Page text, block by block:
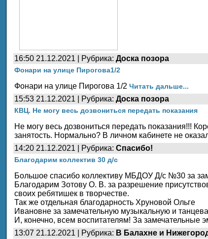
16:50 21.12.2021 | Рубрика: Доска позора
Фонари на улице Пирогова1/2
Фонари на улице Пирогова 1/2 Читать дальше...
15:53 21.12.2021 | Рубрика: Доска позора
КВЦ. Не могу весь дозвониться передать показания
Не могу весь дозвониться передать показания!!!
занятость. Нормально? В личном кабинете не
14:20 21.12.2021 | Рубрика: Спасибо!
Благодарим коллектив 30 д/с
Большое спасибо коллективу МБДОУ Д/с №30 за
Благодарим Зотову О. В. за разрешение
своих ребятишек в творчестве.
Так же отдельная благодарность Хруновой Ольге
Ивановне за замечательную музыкальную и
И, конечно, всем воспитателям! За замечательные
13:07 21.12.2021 | Рубрика: В Балахне и